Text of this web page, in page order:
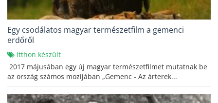
Egy csodálatos magyar természetfilm a gemenci
erdőről
Itthon készült
2017 májusában egy új magyar természetfilmet mutatnak be
az ország számos mozijában „Gemenc - Az árterek...